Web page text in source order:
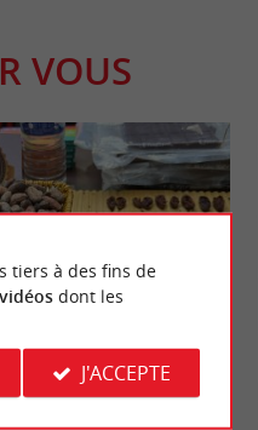
VOUS
2026 : Une
tiers à des fins de
vidéosdont les
J'ACCEPTE